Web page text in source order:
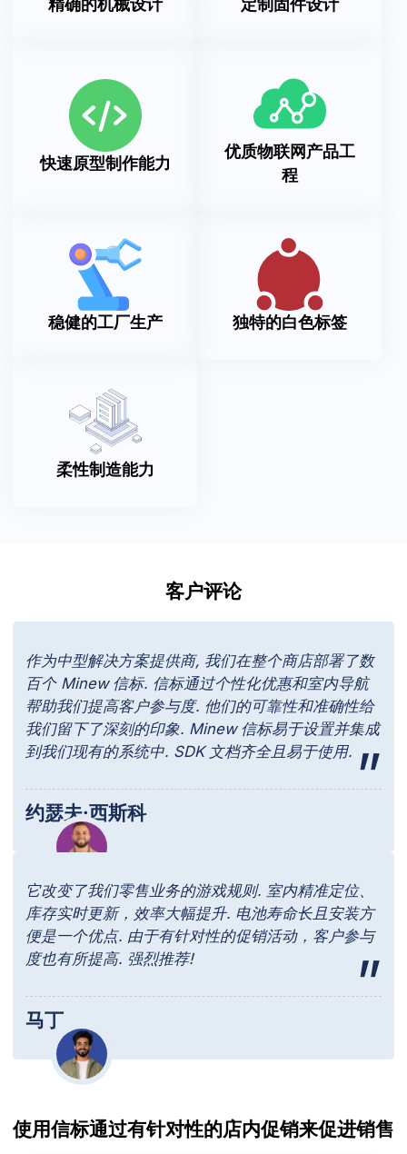
精确的机械设计 定制固件设计
快速原型制作能力
优质物联网产品工
程
稳健的工厂生产 独特的白色标签
柔性制造能力
客户评论
作为中型解决方案提供商, 我们在整个商店部署了数
百个 Minew 信标. 信标通过个性化优惠和室内导航
帮助我们提高客户参与度. 他们的可靠性和准确性给
我们留下了深刻的印象. Minew 信标易于设置并集成
到我们现有的系统中. SDK 文档齐全且易于使用.
约瑟夫·西斯科
它改变了我们零售业务的游戏规则. 室内精准定位、
库存实时更新，效率大幅提升. 电池寿命长且安装方
便是一个优点. 由于有针对性的促销活动，客户参与
度也有所提高. 强烈推荐!
马丁
使用信标通过有针对性的店内促销来促进销售